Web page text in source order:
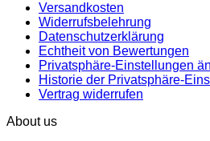
Versandkosten
Widerrufsbelehrung
Datenschutzerklärung
Echtheit von Bewertungen
Privatsphäre-Einstellungen
Historie der Privatsphäre-
Vertrag widerrufen
About us